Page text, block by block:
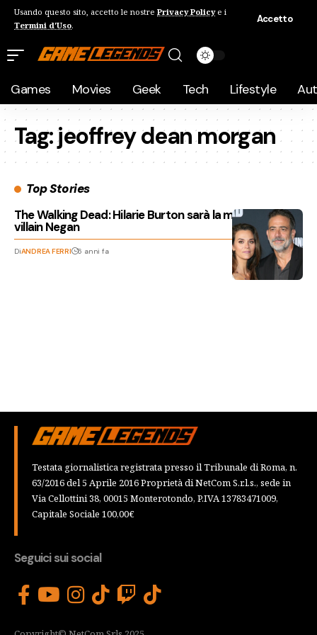
Usando questo sito, accetto le nostre Privacy Policye i
Termini d'Uso.
Accetto
Games Movies Geek Tech Lifestyle
Tag:jeoffrey dean morgan
Top Stories
The Walking Dead: Hilarie Burton sarà la moglie del
villain Negan
DiANDREA FERRI 6 anni fa
Testata giornalistica registrata presso il Tribunale di Roma, n.
63/2016 del 5 Aprile 2016 Proprietà di NetCom S.r.l.s., sede in
Via Cellottini 38, 00015 Monterotondo, P.IVA 13783471009,
Capitale Sociale 100,00€
Seguici sui social